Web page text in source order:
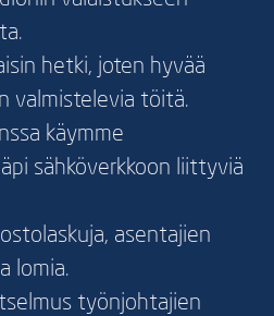
hetki, joten hyvää
valmistelevia töitä.
käymme
sähköverkkoon liittyviä
asentajien
lomia.
työnjohtajien